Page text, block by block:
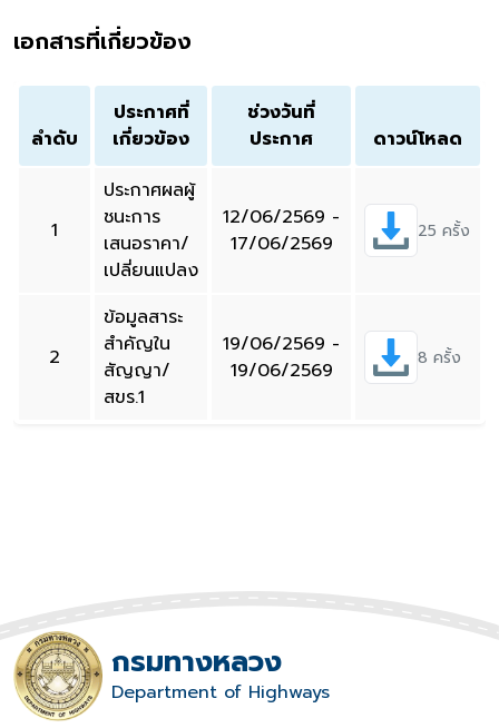
เอกสารที่เกี่ยวข้อง
ลำดับ
ประกาศที่
เกี่ยวข้อง
ช่วงวันที่
ประกาศ
ดาวน์โหลด
1
ประกาศผลผู้
ชนะการ
เสนอราคา/
เปลี่ยนแปลง
12/06/2569 -
17/06/2569
25 ครั้ง
2
ข้อมูลสาระ
สำคัญใน
สัญญา/
สขร.1
19/06/2569 -
19/06/2569
8 ครั้ง
กรมทางหลวง
Department of Highways